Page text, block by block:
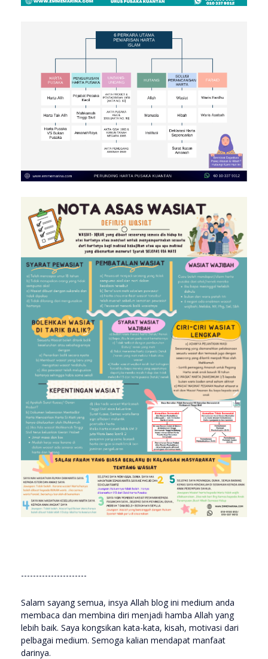
----------------------
Salam sayang semua, insya Allah blog ini medium anda
membaca dan membina diri menjadi hamba Allah yang
lebih baik. Saya kongsikan kata-kata, kisah, motivasi dari
pelbagai medium. Semoga kalian mendapat manfaat
darinya.